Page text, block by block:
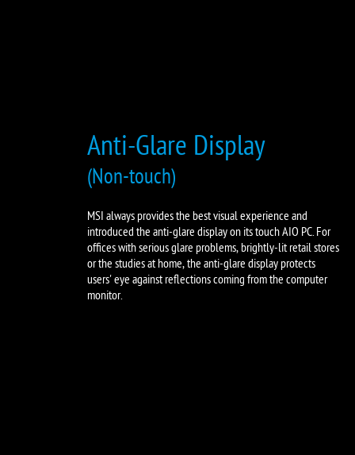
Anti-Glare Display
(Non-touch)
MSI always provides the best visual experience and
introduced the anti-glare display on its touch AIO PC. For
offices with serious glare problems, brightly-lit retail stores
or the studies at home, the anti-glare display protects
users' eye against reflections coming from the computer
monitor.